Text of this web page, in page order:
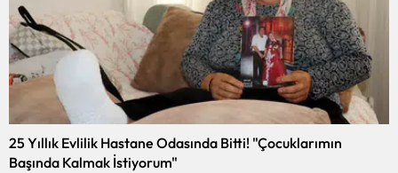
25 Yıllık Evlilik Hastane Odasında Bitti! "Çocuklarımın
Başında Kalmak İstiyorum"